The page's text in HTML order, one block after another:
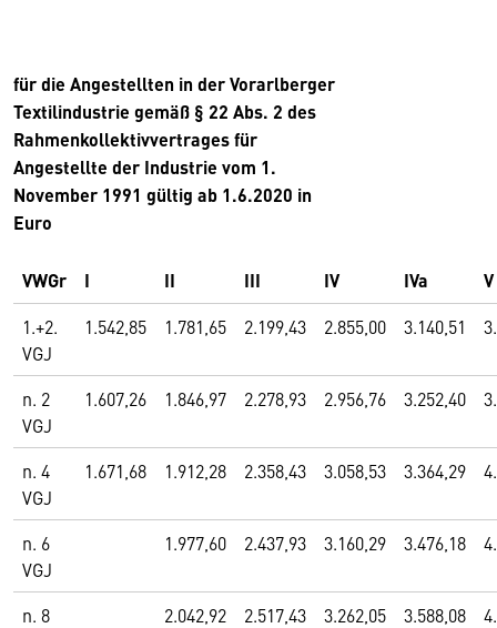
für die Angestellten in der Vorarlberger
Textilindustrie gemäß § 22 Abs. 2 des
Rahmenkollektivvertrages für
Angestellte der Industrie vom 1.
November 1991 gültig ab 1.6.2020 in
Euro
VWGr I II III IV IVa V
1.+2.
VGJ
1.542,85 1.781,65 2.199,43 2.855,00 3.140,51
n. 2
VGJ
1.607,26 1.846,97 2.278,93 2.956,76 3.252,40
n. 4
VGJ
1.671,68 1.912,28 2.358,43 3.058,53 3.364,29
n. 6
VGJ
1.977,60 2.437,93 3.160,29 3.476,18
n. 8
2.042,92 2.517,43 3.262,05 3.588,08